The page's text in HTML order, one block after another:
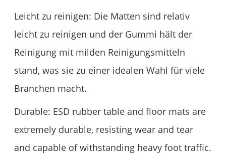
Leicht zu reinigen: Die Matten sind relativ
leicht zu reinigen und der Gummi hält der
Reinigung mit milden Reinigungsmitteln
stand, was sie zu einer idealen Wahl für viele
Branchen macht.
Durable: ESD rubber table and floor mats are
extremely durable, resisting wear and tear
and capable of withstanding heavy foot traffic.